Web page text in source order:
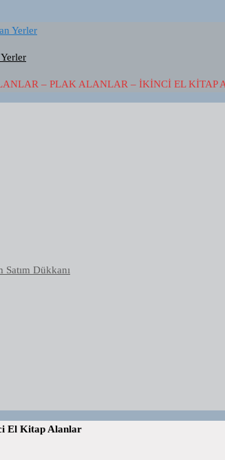
– PLAK ALANLAR – İKINCI EL KITAP
Dükkanı
El Kitap Alanlar